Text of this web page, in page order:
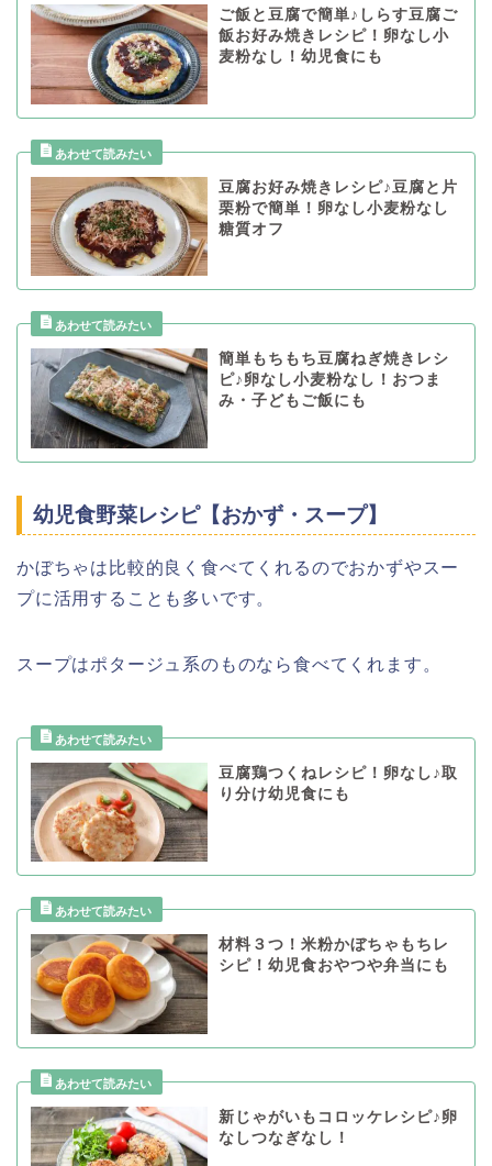
ご飯と豆腐で簡単♪しらす豆腐ご
飯お好み焼きレシピ！卵なし小
麦粉なし！幼児食にも
豆腐お好み焼きレシピ♪豆腐と片
栗粉で簡単！卵なし小麦粉なし
糖質オフ
簡単もちもち豆腐ねぎ焼きレシ
ピ♪卵なし小麦粉なし！おつま
み・子どもご飯にも
幼児食野菜レシピ【おかず・スープ】
かぼちゃは比較的良く食べてくれるのでおかずやスー
プに活用することも多いです。
スープはポタージュ系のものなら食べてくれます。
豆腐鶏つくねレシピ！卵なし♪取
り分け幼児食にも
材料３つ！米粉かぼちゃもちレ
シピ！幼児食おやつや弁当にも
新じゃがいもコロッケレシピ♪卵
なしつなぎなし！